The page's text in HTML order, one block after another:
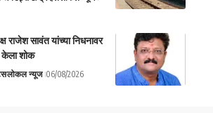
राजेश सावंत यांच्या निधनावर
केला शोक
लोकल न्यूज 06/08/2026